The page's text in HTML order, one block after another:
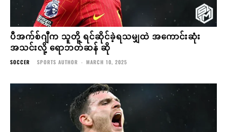
ပီအက်စ်ဂျီက သူတို့ ရင်ဆိုင်ခဲ့ရသမျှထဲ အကောင်းဆုံး
အသင်းလို့ ရောဘတ်ဆန် ဆို
SOCCER SPORTS AUTHOR - MARCH 10, 2025